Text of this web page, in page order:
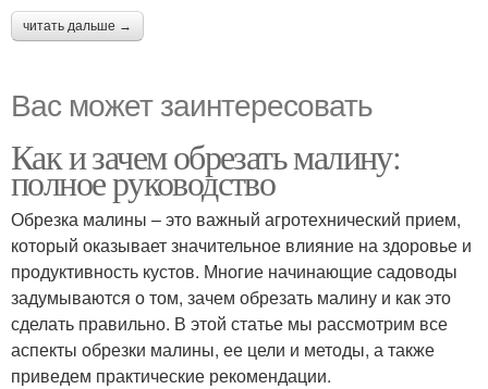
читать дальше →
Вас может заинтересовать
Как и зачем обрезать малину:
полное руководство
Обрезка малины – это важный агротехнический прием,
который оказывает значительное влияние на здоровье и
продуктивность кустов. Многие начинающие садоводы
задумываются о том, зачем обрезать малину и как это
сделать правильно. В этой статье мы рассмотрим все
аспекты обрезки малины, ее цели и методы, а также
приведем практические рекомендации.